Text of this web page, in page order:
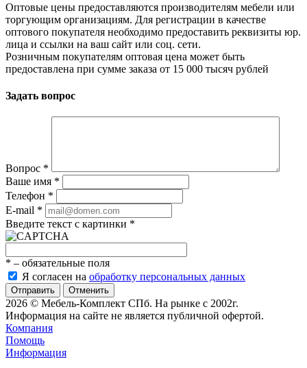
Оптовые цены предоставляются производителям мебели или
торгующим организациям. Для регистрации в качестве
оптового покупателя необходимо предоставить реквизиты юр.
лица и ссылки на ваш сайт или соц. сети.
Розничным покупателям оптовая цена может быть
предоставлена при сумме заказа от 15 000 тысяч рублей
Задать вопрос
Вопрос *
Ваше имя *
Телефон *
E-mail *
Введите текст с картинки *
* – обязательные поля
Я согласен на обработку персональных данных
Отменить
2026 © Мебель-Комплект СПб. На рынке с 2002г.
Информация на сайте не является публичной офертой.
Компания
Помощь
Информация